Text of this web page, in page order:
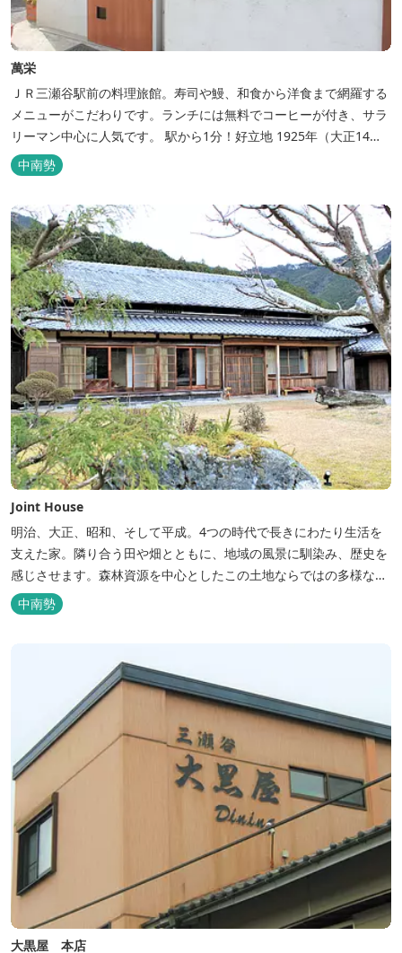
萬栄
ＪＲ三瀬谷駅前の料理旅館。寿司や鰻、和食から洋食まで網羅する
メニューがこだわりです。ランチには無料でコーヒーが付き、サラ
リーマン中心に人気です。 駅から1分！好立地 1925年（大正14
年）に開業した歴史ある旅館。JR三瀬谷駅から徒歩一分と好立地の
場所にあり、大変便利です。 部屋数は11室、大広間が2部屋。少人
数から団体のお客様まで幅広くご利用いただけます。 人気の定食は
品数...
中南勢
Joint House
明治、大正、昭和、そして平成。4つの時代で長きにわたり生活を
支えた家。隣り合う田や畑とともに、地域の風景に馴染み、歴史を
感じさせます。森林資源を中心としたこの土地ならではの多様な自
然環境の素晴らしさを伝える情報を発信し、そして多種多様な人材
と共有することで地域産業・地域社会の発展を図るNPO法人Joint
中南勢
大黒屋 本店